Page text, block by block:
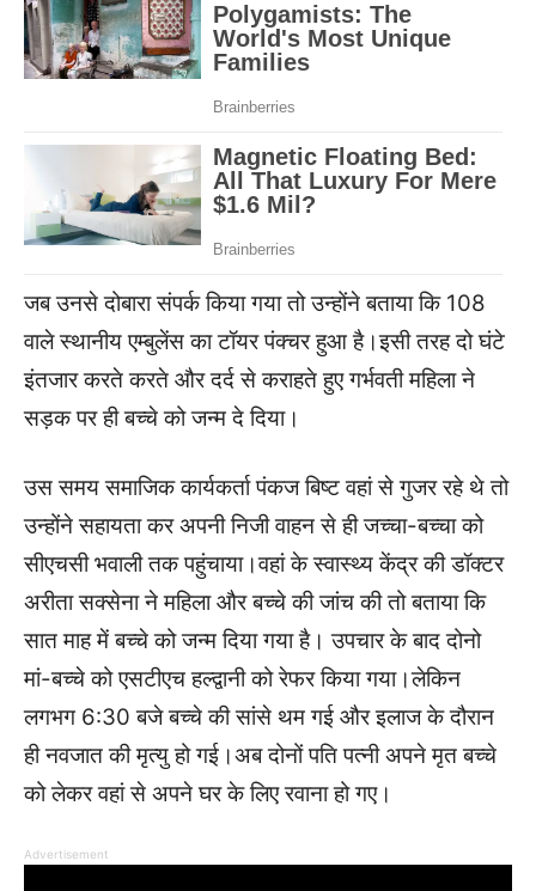
जब उनसे दोबारा संपर्क किया गया तो उन्होंने बताया कि 108
वाले स्थानीय एम्बुलेंस का टॉयर पंक्चर हुआ है।इसी तरह दो घंटे
इंतजार करते करते और दर्द से कराहते हुए गर्भवती महिला ने
सड़क पर ही बच्चे को जन्म दे दिया।
उस समय समाजिक कार्यकर्ता पंकज बिष्ट वहां से गुजर रहे थे तो
उन्होंने सहायता कर अपनी निजी वाहन से ही जच्चा-बच्चा को
सीएचसी भवाली तक पहुंचाया।वहां के स्वास्थ्य केंद्र की डॉक्टर
अरीता सक्सेना ने महिला और बच्चे की जांच की तो बताया कि
सात माह में बच्चे को जन्म दिया गया है। उपचार के बाद दोनो
मां-बच्चे को एसटीएच हल्द्वानी को रेफर किया गया।लेकिन
लगभग 6:30 बजे बच्चे की सांसे थम गई और इलाज के दौरान
ही नवजात की मृत्यु हो गई।अब दोनों पति पत्नी अपने मृत बच्चे
को लेकर वहां से अपने घर के लिए रवाना हो गए।
Advertisement